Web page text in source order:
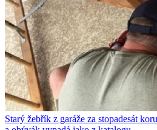
Starý žebřík z garáže za stopadesát